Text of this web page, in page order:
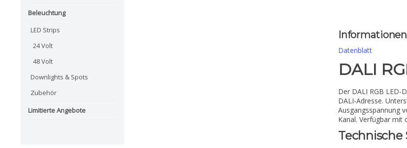
Beleuchtung
LED Strips
24 Volt
48 Volt
Downlights & Spots
Zubehör
Limitierte Angebote
Informationen
Datenblatt
DALI
Der DALI RGB LED-
DALI-Adresse.
Ausgangsspannung
Kanal. Verfügbar mit